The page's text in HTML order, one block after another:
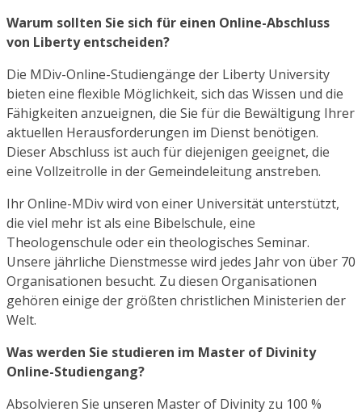
Warum sollten Sie sich für einen Online-Abschluss
von Liberty entscheiden?
Die MDiv-Online-Studiengänge der Liberty University
bieten eine flexible Möglichkeit, sich das Wissen und die
Fähigkeiten anzueignen, die Sie für die Bewältigung Ihrer
aktuellen Herausforderungen im Dienst benötigen.
Dieser Abschluss ist auch für diejenigen geeignet, die
eine Vollzeitrolle in der Gemeindeleitung anstreben.
Ihr Online-MDiv wird von einer Universität unterstützt,
die viel mehr ist als eine Bibelschule, eine
Theologenschule oder ein theologisches Seminar.
Unsere jährliche Dienstmesse wird jedes Jahr von über 70
Organisationen besucht. Zu diesen Organisationen
gehören einige der größten christlichen Ministerien der
Welt.
Was werden Sie studieren im Master of Divinity
Online-Studiengang?
Absolvieren Sie unseren Master of Divinity zu 100 %